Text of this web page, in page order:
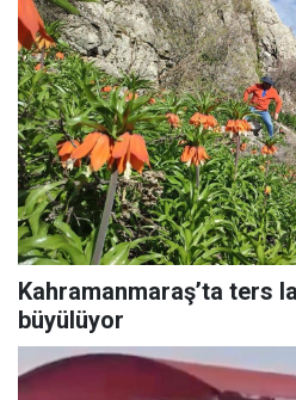
Kahramanmaraş’ta ters
büyülüyor